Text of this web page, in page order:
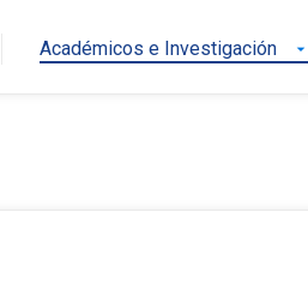
Académicos e Investigación arrow_drop_down